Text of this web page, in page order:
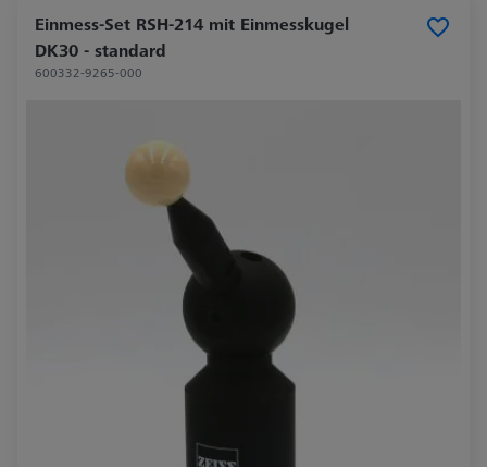
Einmess-Set RSH-214 mit Einmesskugel
DK30 - standard
600332-9265-000